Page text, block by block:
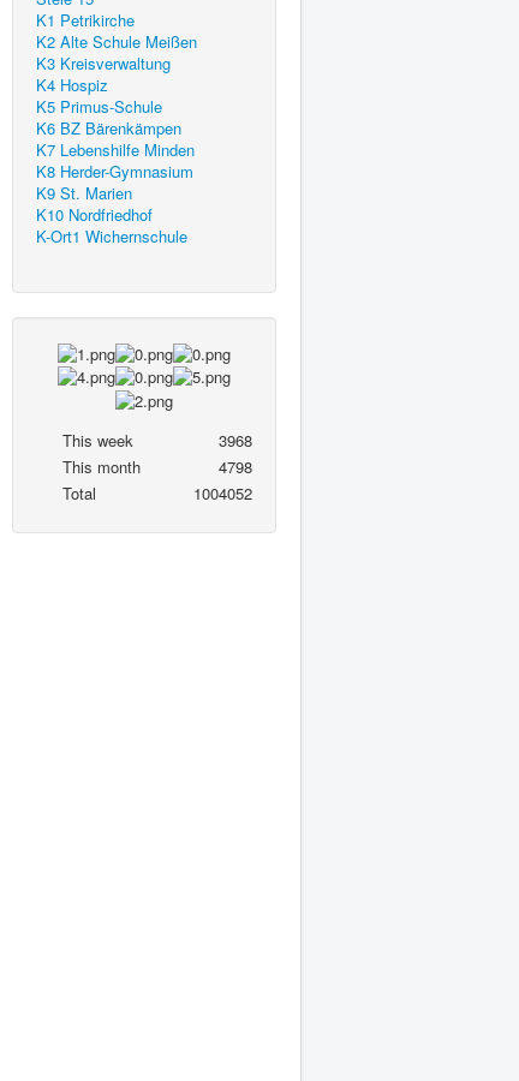
K1 Petrikirche
K2 Alte Schule Meißen
K3 Kreisverwaltung
K4 Hospiz
K5 Primus-Schule
K6 BZ Bärenkämpen
K7 Lebenshilfe Minden
K8 Herder-Gymnasium
K9 St. Marien
K10 Nordfriedhof
K-Ort1 Wichernschule
This week
3968
This month
4798
Total
1004052